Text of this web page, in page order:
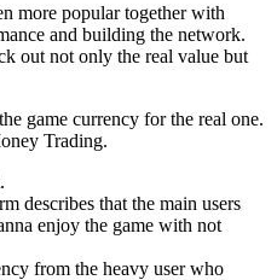
more popular together with
and building the network.
out not only the real value but
game currency for the real one.
Trading.
describes that the main users
enjoy the game with not
from the heavy user who